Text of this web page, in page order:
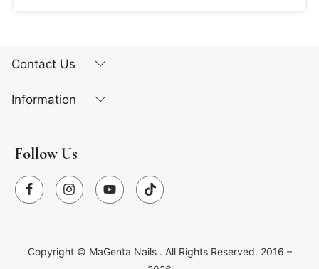
Contact Us
Information
Follow Us
Copyright © MaGenta Nails . All Rights Reserved. 2016 –